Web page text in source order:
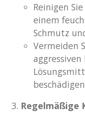
Reinigen
einem
Schmutz
Vermeiden
Regelmäßige